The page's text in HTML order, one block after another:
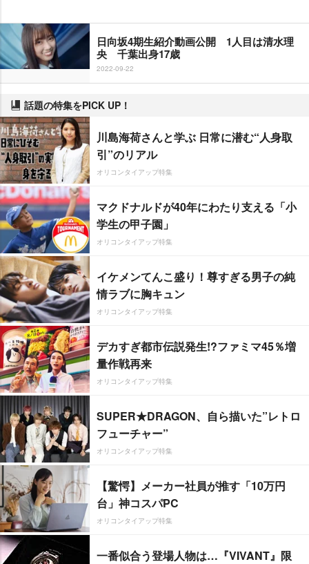
日向坂4期生紹介動画公開 1人目は清水理
央 千葉出身17歳
2022-09-22
話題の特集をPICK UP！
川島海荷さんと学ぶ 日常に潜む“人身取
引”のリアル
オリコンタイアップ特集
マクドナルドが40年にわたり支える「小
学生の甲子園」
オリコンタイアップ特集
イケメンてんこ盛り！尊すぎる男子の純
情ラブに胸キュン
オリコンタイアップ特集
デカすぎ都市伝説発生!?ファミマ45％増
量作戦再来
オリコンタイアップ特集
SUPER★DRAGON、自ら描いた”レトロ
フューチャー”
オリコンタイアップ特集
【驚愕】メーカー社員が推す「10万円
台」神コスパPC
オリコンタイアップ特集
一番似合う登場人物は…『VIVANT』限